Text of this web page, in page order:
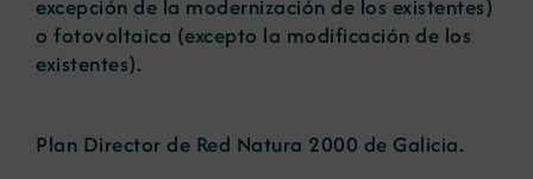
excepción de la modernización de los existentes)
o fotovoltaica (excepto la modificación de los
existentes).
Plan Director de Red Natura 2000 de Galicia.